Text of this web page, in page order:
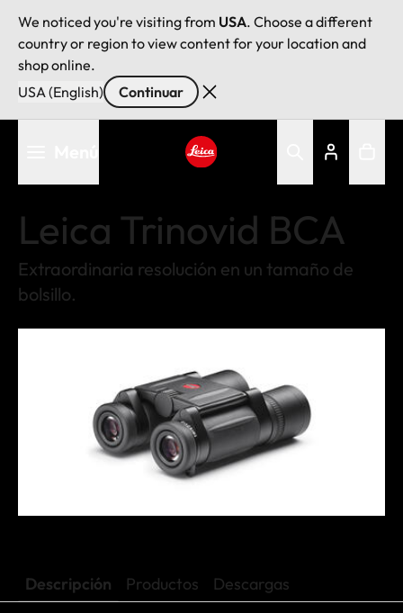
We noticed you're visiting from USA. Choose a different
country or region to view content for your location and
shop online.
USA (English)
Continuar
Leica Trinovid BCA
Extraordinaria resolución en un tamaño de
bolsillo.
Descripción Productos Descargas